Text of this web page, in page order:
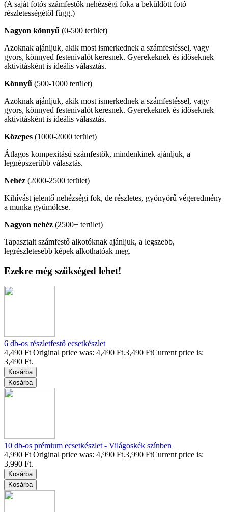
(A saját fotós számfestők nehézségi foka a beküldött fotó
részletességétől függ.)
Nagyon könnyű (0-500 terület)
Azoknak ajánljuk, akik most ismerkednek a számfestéssel, vagy
gyors, könnyed festenivalót keresnek. Gyerekeknek és időseknek
aktivitásként is ideális választás.
Könnyű (500-1000 terület)
Azoknak ajánljuk, akik most ismerkednek a számfestéssel, vagy
gyors, könnyed festenivalót keresnek. Gyerekeknek és időseknek
aktivitásként is ideális választás.
Közepes (1000-2000 terület)
Átlagos kompexitású számfestők, mindenkinek ajánljuk, a
legnépszerűbb választás.
Nehéz (2000-2500 terület)
Kihívást jelentő nehézségi fok, de részletes, gyönyörű végeredmény
a munka gyümölcse.
Nagyon nehéz (2500+ terület)
Tapasztalt számfestő alkotóknak ajánljuk, a legszebb,
legrészletesebb képek alkothatóak meg.
Ezekre még szükséged lehet!
6 db-os részletfestő ecsetkészlet
4,490Ft Original price was: 4,490 Ft.3,490 FtCurrent price is:
3,490 Ft.
Kosárba
Kosárba
10 db-os prémium ecsetkészlet - Világoskék színben
4,990Ft Original price was: 4,990 Ft.3,990 FtCurrent price is:
3,990 Ft.
Kosárba
Kosárba